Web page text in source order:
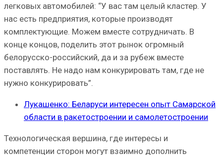
легковых автомобилей: “У вас там целый кластер. У
нас есть предприятия, которые производят
комплектующие. Можем вместе сотрудничать. В
конце концов, поделить этот рынок огромный
белорусско-российский, да и за рубеж вместе
поставлять. Не надо нам конкурировать там, где не
нужно конкурировать”.
Лукашенко: Беларуси интересен опыт Самарской
области в ракетостроении и самолетостроении
Технологическая вершина, где интересы и
компетенции сторон могут взаимно дополнить